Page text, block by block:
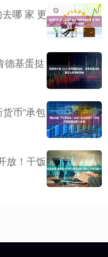
哪 家 更
德基蛋挞
币”承包
放！干饭